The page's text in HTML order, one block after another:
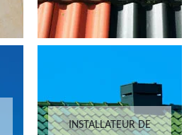
INSTALLATEUR DE